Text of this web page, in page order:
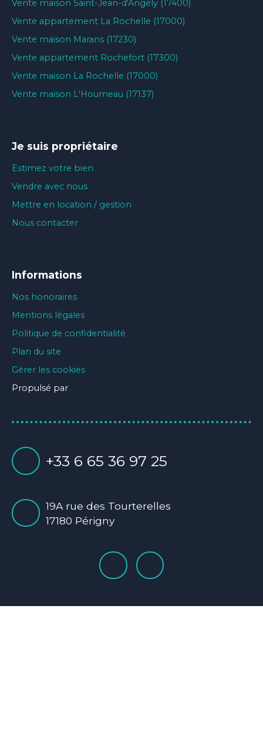
Vente maison Saint-Jean-d'Angély (17400)
Vente appartement La Rochelle (17000)
Vente maison Marans (17230)
Vente appartement Rochefort (17300)
Vente maison La Rochelle (17000)
Vente maison L'Houmeau (17137)
Je suis propriétaire
Estimez votre bien
Vendre avec nous
Mettre en location / gestion
Nous contacter
Informations
Nos honoraires
Mentions légales
Politique de confidentialité
Plan du site
Gérer les cookies
Propulsé par
+33 6 65 36 97 25
19A rue des Tourterelles
17180 Périgny